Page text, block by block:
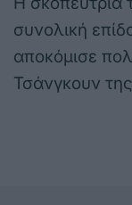
συνολική
αποκόμισε
Τσάνγκουν